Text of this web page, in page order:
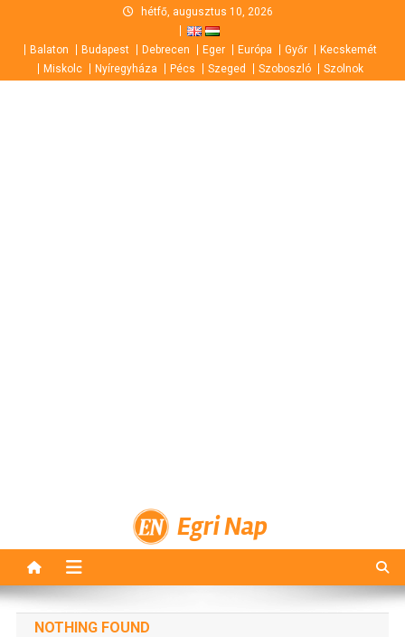
content
hétfő, augusztus 10, 2026
Balaton Budapest Debrecen Eger Európa Győr
Kecskemét
Miskolc
Nyíregyháza Pécs Szeged Szoboszló Szolnok
Egri Nap
NOTHING FOUND